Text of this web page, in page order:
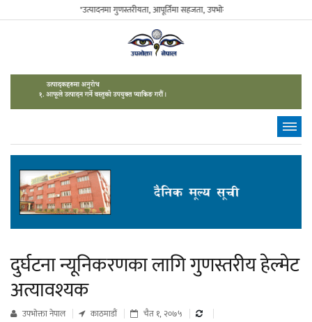
"उत्पादनमा गुणस्तरीयता, आपूर्तिमा सहजता, उपभोगमा विवेकशीलता" - The
दुर्घटना न्यूनिकरणका लागि गुणस्तरीय हेल्मेट
अत्यावश्यक
उपभाेक्ता नेपाल काठमाडौं चैत १, २०७५